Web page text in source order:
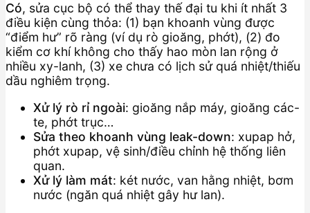
Có, sửa cục bộ có thể thay thế đại tu khi ít nhất 3
điều kiện cùng thỏa: (1) bạn khoanh vùng được
“điểm hư” rõ ràng (ví dụ rò gioăng, phớt), (2) đo
kiểm cơ khí không cho thấy hao mòn lan rộng ở
nhiều xy-lanh, (3) xe chưa có lịch sử quá nhiệt/thiếu
dầu nghiêm trọng.
Xử lý rò rỉ ngoài: gioăng nắp máy, gioăng các-
te, phớt trục…
Sửa theo khoanh vùng leak-down: xupap hở,
phớt xupap, vệ sinh/điều chỉnh hệ thống liên
quan.
Xử lý làm mát: két nước, van hằng nhiệt, bơm
nước (ngăn quá nhiệt gây hư lan).